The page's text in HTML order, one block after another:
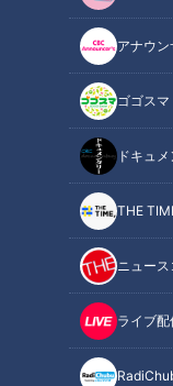
アナウン
ゴゴスマ
ドキュメ
THE
ニュース
ライブ配
この記事を見た